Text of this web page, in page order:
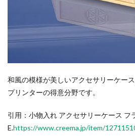
和風の模様が美しいアクセサリーケー
プリンターの得意分野です。
引用：小物入れ アクセサリーケース フ
E.https://www.creema.jp/item/